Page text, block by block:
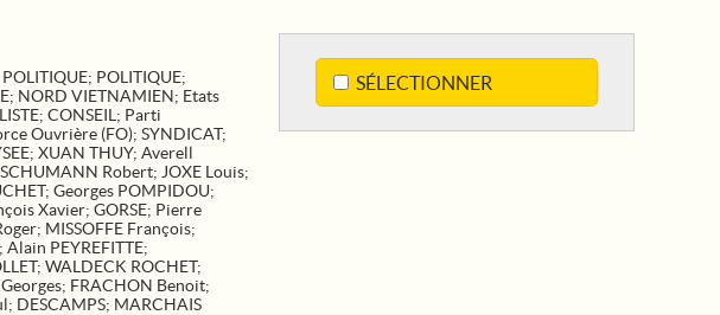
SÉLECTIONNER
; POLITIQUE;
; NORD VIETNAMIEN; Etats
; CONSEIL ; Parti
Ouvrière (FO); SYNDICAT;
; XUAN THUY; Averell
SCHUMANN Robert; JOXE Louis;
; Georges POMPIDOU;
Xavier; GORSE; Pierre
; MISSOFFE François;
; Alain PEYREFITTE;
; WALDECK ROCHET;
; FRACHON Benoit;
; DESCAMPS; MARCHAIS